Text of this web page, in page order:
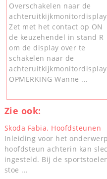
Overschakelen naar de
achteruitkijkmonitordisplay
Zet met het contact op ON
de keuzehendel in stand R
om de display over te
schakelen naar de
OPMERKING Wanne ...
Zie ook:
Skoda Fabia. Hoofdsteunen
Inleiding voor het
hoofdsteun achterin kan
ingesteld. Bij de
stoe ...